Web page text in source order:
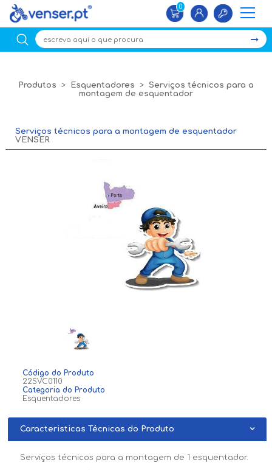
×
0
Produtos > Esquentadores > Serviços técnicos para a
montagem de esquentador
Serviços técnicos para a montagem de esquentador
VENSER
Código do Produto
22SVC0110
Categoria do Produto
Esquentadores
Caracteristicas Técnicas do Produto
Serviços técnicos para a montagem de 1 esquentador.